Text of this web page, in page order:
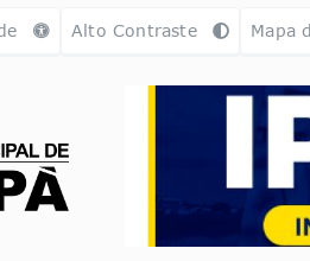
Ir para a busca [alt+3] Ir para o rodapé [alt+4]
Alto Contraste Mapa